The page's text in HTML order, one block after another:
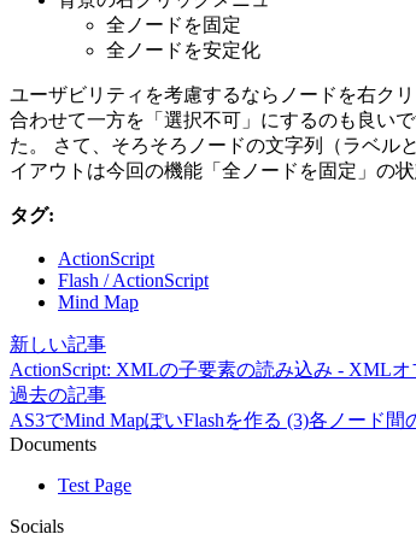
全ノードを固定
全ノードを安定化
ユーザビリティを考慮するならノードを右ク
合わせて一方を「選択不可」にするのも良い
た。 さて、そろそろノードの文字列（ラベル
イアウトは今回の機能「全ノードを固定」の
タグ:
ActionScript
Flash / ActionScript
Mind Map
新しい記事
ActionScript: XMLの子要素の読み込み - XML
過去の記事
AS3でMind MapぽいFlashを作る (3)各ノード
Documents
Test Page
Socials